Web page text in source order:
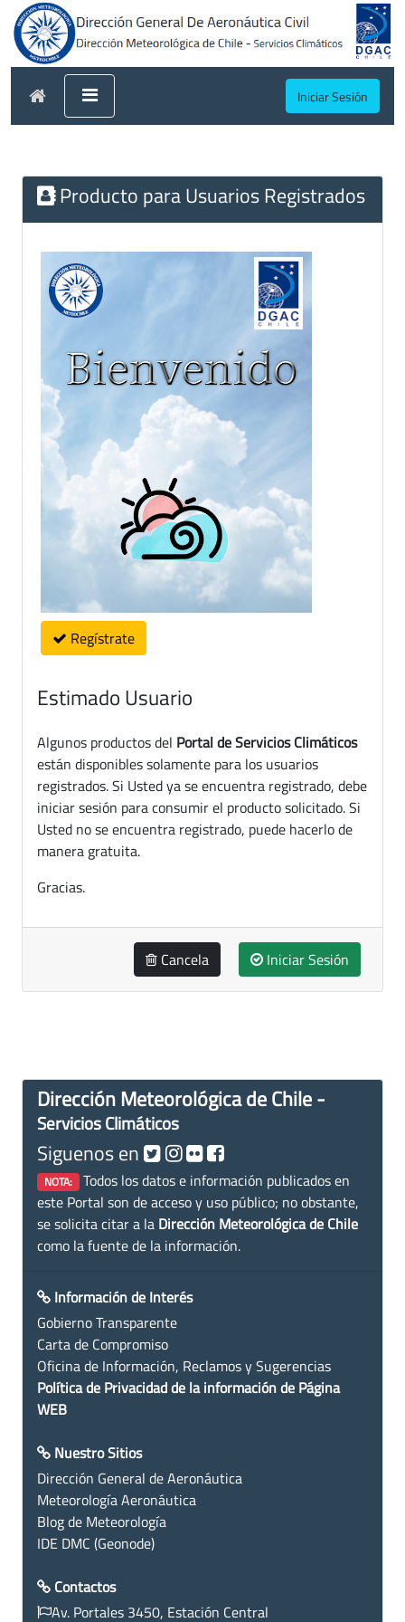
Iniciar Sesión
Producto para Usuarios Registrados
Regístrate
Estimado Usuario
Algunos productos del Portal de Servicios Climáticos
están disponibles solamente para los usuarios
registrados. Si Usted ya se encuentra registrado, debe
iniciar sesión para consumir el producto solicitado. Si
Usted no se encuentra registrado, puede hacerlo de
manera gratuita.
Gracias.
Cancela Iniciar Sesión
Dirección Meteorológica de Chile -
Servicios Climáticos
Siguenos en
NOTA: Todos los datos e información publicados en
este Portal son de acceso y uso público; no obstante,
se solicita citar a la Dirección Meteorológica de Chile
como la fuente de la información.
Información de Interés
Gobierno Transparente
Carta de Compromiso
Oficina de Información, Reclamos y Sugerencias
Política de Privacidad de la información de Página
WEB
Nuestro Sitios
Dirección General de Aeronáutica
Meteorología Aeronáutica
Blog de Meteorología
IDE DMC (Geonode)
Contactos
Av. Portales 3450, Estación Central